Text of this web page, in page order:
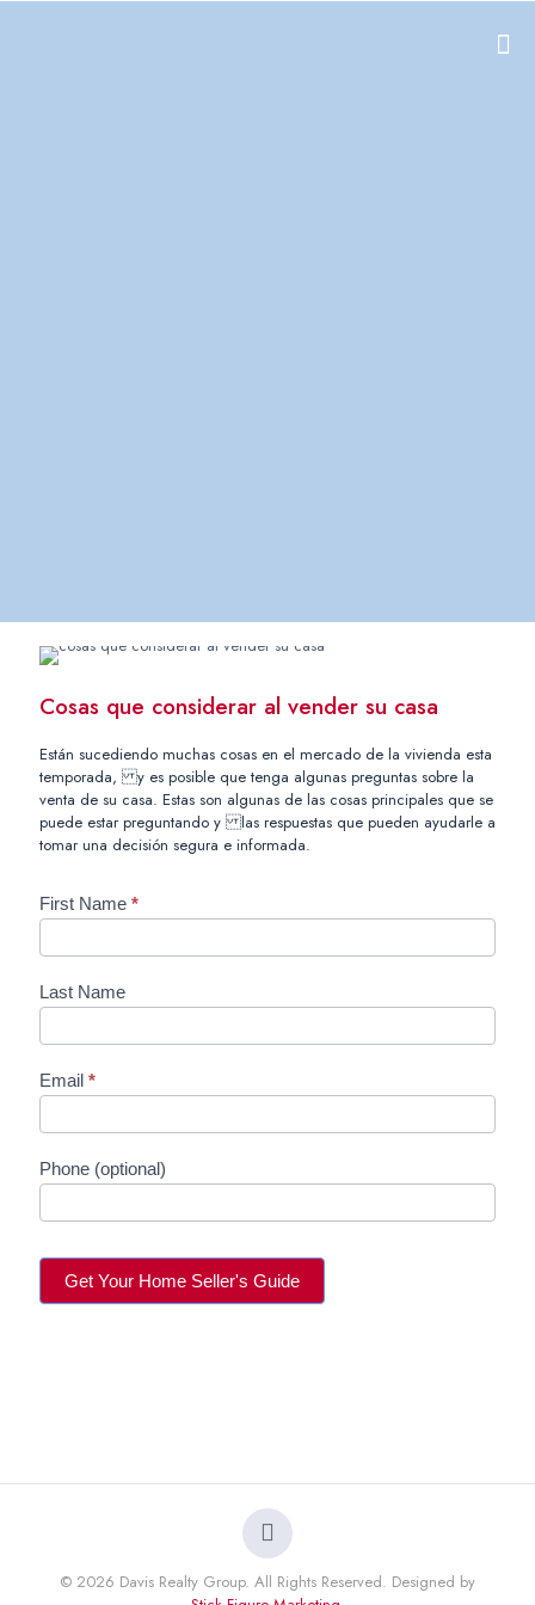
Cosas que considerar al vender su casa
Están sucediendo muchas cosas en el mercado de la vivienda esta
temporada, y es posible que tenga algunas preguntas sobre la
venta de su casa. Estas son algunas de las cosas principales que se
puede estar preguntando y las respuestas que pueden ayudarle a
tomar una decisión segura e informada.
H
o
S
e
l
e
T
p
First Name *
Last Name
Email *
Phone (optional)
Get Your Home Seller's Guide
© 2026 Davis Realty Group. All Rights Reserved. Designed by